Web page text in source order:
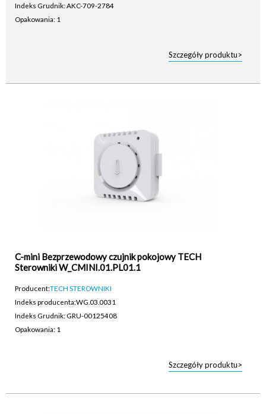
Indeks Grudnik: AKC-709-2784
Opakowania: 1
Szczegóły produktu>
C-mini Bezprzewodowy czujnik pokojowy TECH
Sterowniki W_CMINI.01.PL01.1
Producent:TECH STEROWNIKI
Indeks producenta:WG.03.0031
Indeks Grudnik: GRU-00125408
Opakowania: 1
Szczegóły produktu>